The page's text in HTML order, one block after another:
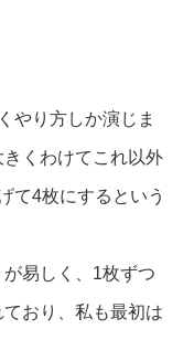
やり方しか演じま
くわけてこれ以外
て4枚にするという
易しく、1枚ずつ
おり、私も最初は